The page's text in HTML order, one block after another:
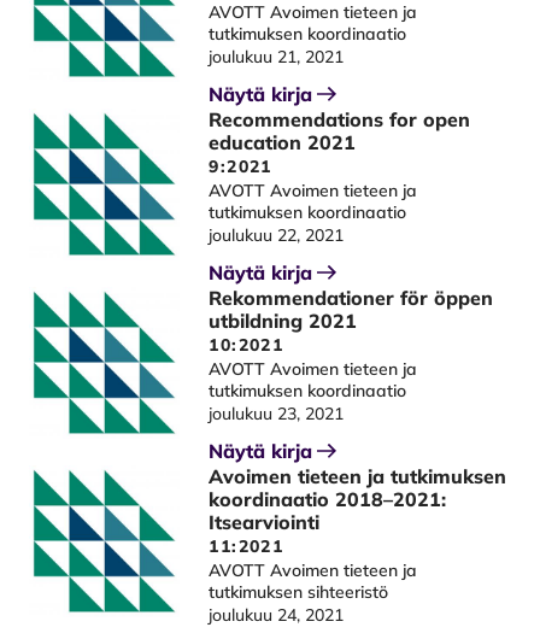
AVOTT Avoimen tieteen ja
tutkimuksen koordinaatio
joulukuu 21, 2021
Näytä kirja
Recommendations for open
education 2021
9:2021
AVOTT Avoimen tieteen ja
tutkimuksen koordinaatio
joulukuu 22, 2021
Näytä kirja
Rekommendationer för öppen
utbildning 2021
10:2021
AVOTT Avoimen tieteen ja
tutkimuksen koordinaatio
joulukuu 23, 2021
Näytä kirja
Avoimen tieteen ja tutkimuksen
koordinaatio 2018–2021:
Itsearviointi
11:2021
AVOTT Avoimen tieteen ja
tutkimuksen sihteeristö
joulukuu 24, 2021